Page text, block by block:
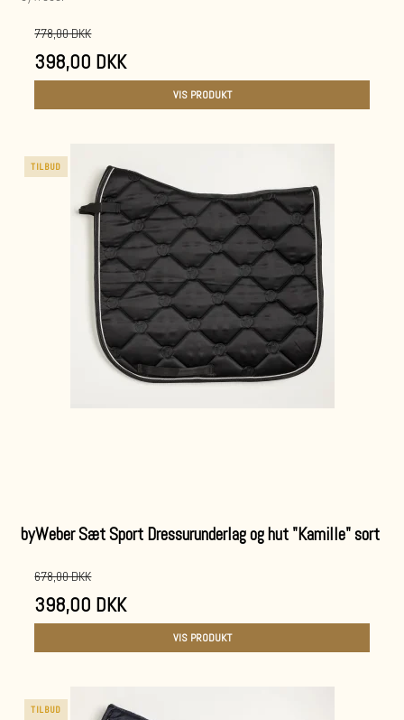
778,00 DKK
398,00 DKK
VIS PRODUKT
TILBUD
byWeber Sæt Sport Dressurunderlag og hut "Kamille" sort
678,00 DKK
398,00 DKK
VIS PRODUKT
TILBUD